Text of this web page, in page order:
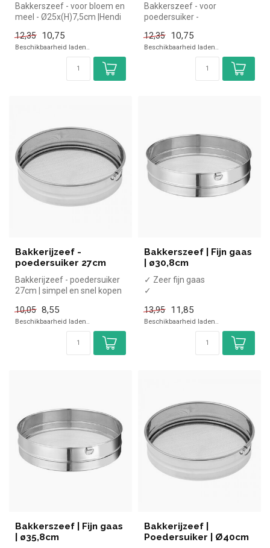
Bakkerszeef - voor bloem en
meel - Ø25x(H)7,5cm |Hendi
12,35
10,75
Beschikbaarheid laden..
Bakkerszeef - voor
poedersuiker -
en snel kopen voor ...
12,35 10,75
Beschikbaarheid laden..
Bakkerijzeef -
poedersuiker 27cm
Bakkerijzeef - poedersuiker
27cm | simpel en snel kopen
10,05 8,55
Beschikbaarheid laden..
Bakkerszeef | Fijn gaas
| ø30,8cm
✓ Zeer fijn gaas
✓
✓ ø30,8cm
✓ RVS
13,95 11,85
Beschikbaarheid laden..
Bakkerszeef | Fijn gaas
| ø35,8cm
Bakkerijzeef |
Poedersuiker | Ø40cm